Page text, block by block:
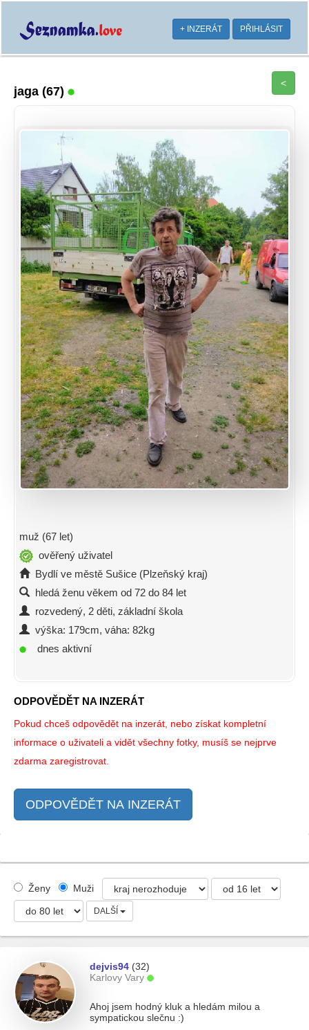
+ INZERÁT PŘIHLÁSIT
jaga (67)
<
muž (67 let)
ověřený uživatel
Bydlí ve městě Sušice (Plzeňský kraj)
hledá ženu věkem od 72 do 84 let
rozvedený, 2 děti, základní škola
výška: 179cm, váha: 82kg
dnes aktivní
ODPOVĚDĚT NA INZERÁT
Pokud chceš odpovědět na inzerát, nebo získat kompletní
informace o uživateli a vidět všechny fotky, musíš se nejprve
zdarma zaregistrovat.
ODPOVĚDĚT NA INZERÁT
Ženy Muži
DALŠÍ
dejvis94 (32)
Karlovy Vary
Ahoj jsem hodný kluk a hledám milou a
sympatickou slečnu :)